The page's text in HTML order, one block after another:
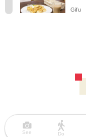
Gifu
See Do